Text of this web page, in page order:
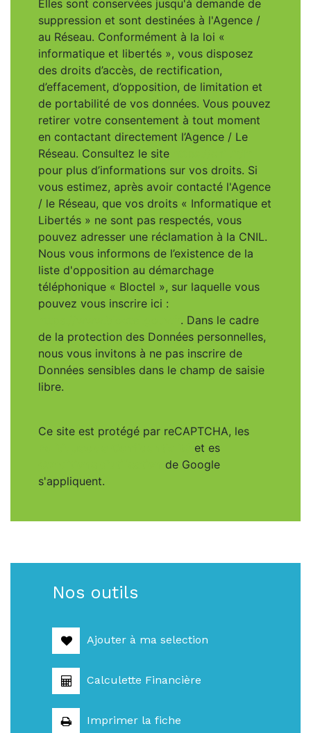
Elles sont conservées jusqu'à demande de
suppression et sont destinées à l'Agence /
au Réseau. Conformément à la loi «
informatique et libertés », vous disposez
des droits d’accès, de rectification,
d’effacement, d’opposition, de limitation et
de portabilité de vos données. Vous pouvez
retirer votre consentement à tout moment
en contactant directement l’Agence / Le
Réseau. Consultez le site
pour plus d’informations sur vos droits. Si
vous estimez, après avoir contacté l'Agence
/ le Réseau, que vos droits « Informatique et
Libertés » ne sont pas respectés, vous
pouvez adresser une réclamation à la CNIL.
Nous vous informons de l’existence de la
liste d'opposition au démarchage
téléphonique « Bloctel », sur laquelle vous
pouvez vous inscrire ici :
. Dans le cadre
de la protection des Données personnelles,
nous vous invitons à ne pas inscrire de
Données sensibles dans le champ de saisie
libre.
Ce site est protégé par reCAPTCHA, les
et es
de Google
s'appliquent.
Nos outils
Ajouter à ma selection
Calculette Financière
Imprimer la fiche